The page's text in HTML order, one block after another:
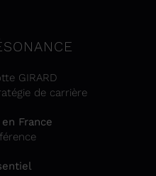
GIRARD
de carrière
France